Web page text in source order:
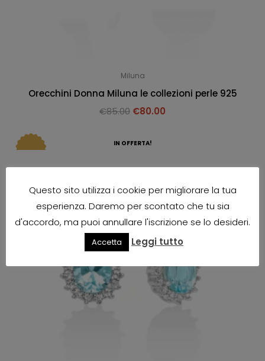
Miluna
Orecchini Donna Miluna le collezioni perle 925
€85.00 €80.00
IN OFFERTA!
Questo sito utilizza i cookie per migliorare la tua
esperienza. Daremo per scontato che tu sia
d'accordo, ma puoi annullare l'iscrizione se lo desideri.
Accetta Leggi tutto